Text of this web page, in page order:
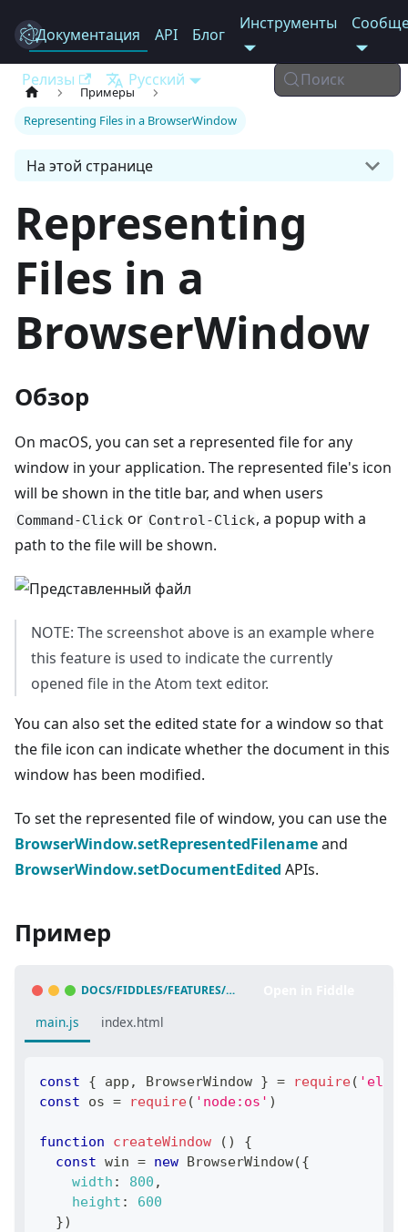
Electron
Документация API Блог
Инструменты
Релизы Русский Поиск
Примеры
Representing Files in a BrowserWindow
На этой странице
Representing
Files in a
BrowserWindow
Обзор
On macOS, you can set a represented file for any
window in your application. The represented file's icon
will be shown in the title bar, and when users
Command-Click or Control-Click, a popup with a
path to the file will be shown.
NOTE: The screenshot above is an example where
this feature is used to indicate the currently
opened file in the Atom text editor.
You can also set the edited state for a window so that
the file icon can indicate whether the document in this
window has been modified.
To set the represented file of window, you can use the
BrowserWindow.setRepresentedFilenameand
BrowserWindow.setDocumentEdited APIs.
Пример
DOCS/FIDDLES/FEATURES/REPRESENTED-FILE
main.js
index.html
const { app , BrowserWindow } = require(
const os = require( 'node:os' )
function createWindow ( )
{
const win = new BrowserWindow({
width : 800 ,
height :
600
})